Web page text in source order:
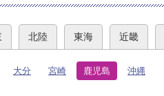
北陸 東海 近畿
大分 宮崎 鹿児島 沖縄